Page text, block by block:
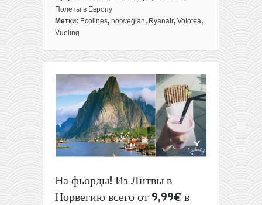
Черная
Пятница
2023
подборка
Полеты в Европу
Метки: Ecolines, norwegian, Ryanair, Volotea,
Vueling
На фьорды! Из Литвы в
Норвегию всего от 9,99€ в